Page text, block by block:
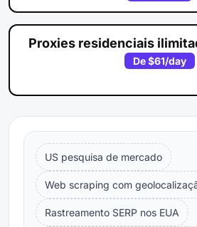
Proxies residenciais
De$61/day
US pesquisa de mercado
Web scraping com
Rastreamento SERP nos EUA